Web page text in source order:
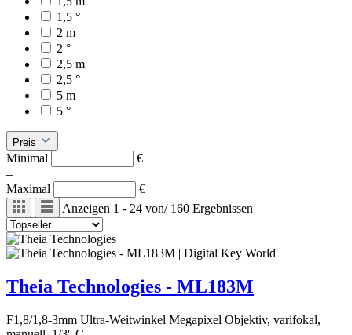
1,5 °
2 m
2 °
2,5 m
2,5 °
5 m
5 °
Preis
Minimal
€
–
Maximal
€
Anzeigen 1 - 24 von/160 Ergebnissen
Theia Technologies - ML183M
F1,8/1,8-3mm Ultra-Weitwinkel Megapixel Objektiv, varifokal,